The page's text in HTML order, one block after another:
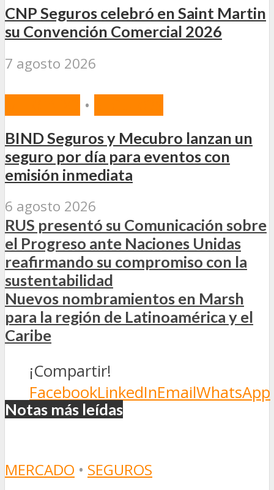
CNP Seguros celebró en Saint Martin
su Convención Comercial 2026
7 agosto 2026
•
BIND Seguros y Mecubro lanzan un
seguro por día para eventos con
emisión inmediata
6 agosto 2026
RUS presentó su Comunicación sobre
el Progreso ante Naciones Unidas
reafirmando su compromiso con la
sustentabilidad
Nuevos nombramientos en Marsh
para la región de Latinoamérica y el
Caribe
¡Compartir!
FacebookLinkedInEmailWhatsApp
Notas más leídas
MERCADO • SEGUROS